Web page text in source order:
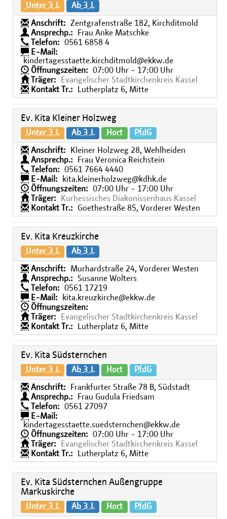
Unter 3 J. Ab 3 J.
Anschrift:
Zentgrafenstraße 182, Kirchditmold
Ansprechp.:
Frau Anke Matschke
Telefon:
0561 6858 4
E-Mail:
kindertagesstaette.kirchditmold@ekkw.de
Öffnungszeiten:
07:00 Uhr - 17:00 Uhr
Träger:
Evangelischer Stadtkirchenkreis Kassel
Kontakt Tr.:
Lutherplatz 6, Mitte
Ev. Kita Kleiner Holzweg
Unter 3 J. Ab 3 J. Hort PfdG
Anschrift:
Kleiner Holzweg 28, Wehlheiden
Ansprechp.:
Frau Veronica Reichstein
Telefon:
0561 7664 4440
E-Mail:
kita.kleinerholzweg@kdhk.de
Öffnungszeiten:
07:00 Uhr - 17:00 Uhr
Träger:
Kurhessisches Diakonissenhaus Kassel
Kontakt Tr.:
Goethestraße 85, Vorderer Westen
Ev. Kita Kreuzkirche
Unter 3 J. Ab 3 J.
Anschrift:
Murhardstraße 24, Vorderer Westen
Ansprechp.:
Susanne Wolters
Telefon:
0561 17219
E-Mail:
kita.kreuzkirche@ekkw.de
Öffnungszeiten:
Träger:
Evangelischer Stadtkirchenkreis Kassel
Kontakt Tr.:
Lutherplatz 6, Mitte
Ev. Kita Südsternchen
Unter 3 J. Ab 3 J. Hort PfdG
Anschrift:
Frankfurter Straße 78 B, Südstadt
Ansprechp.:
Frau Gudula Friedsam
Telefon:
0561 27097
E-Mail:
kindertagesstaette.suedsternchen@ekkw.de
Öffnungszeiten:
07:00 Uhr - 17:00 Uhr
Träger:
Evangelischer Stadtkirchenkreis Kassel
Kontakt Tr.:
Lutherplatz 6, Mitte
Ev. Kita Südsternchen Außengruppe
Markuskirche
Unter 3 J. Ab 3 J. Hort PfdG